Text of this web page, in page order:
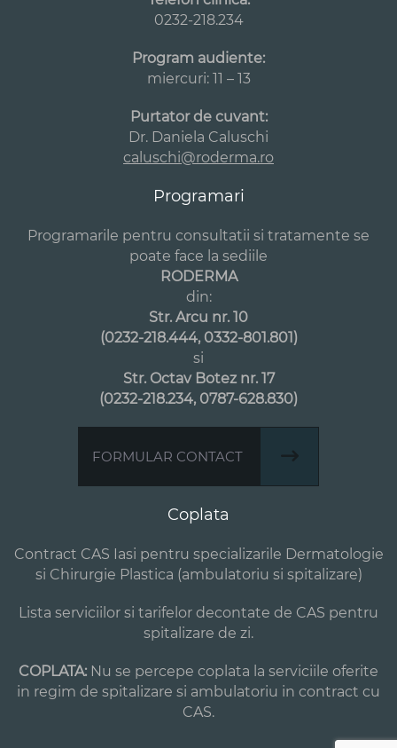
0232-218.234
Program audiente:
miercuri: 11 – 13
Purtator de cuvant:
Dr. Daniela Caluschi
caluschi@roderma.ro
Programari
Programarile pentru consultatii si tratamente se
poate face la sediile
RODERMA
din:
Str. Arcu nr. 10
(0232-218.444, 0332-801.801)
si
Str. Octav Botez nr. 17
(0232-218.234, 0787-628.830)
FORMULAR CONTACT
Coplata
Contract CAS Iasi pentru specializarile Dermatologie
si Chirurgie Plastica (ambulatoriu si spitalizare)
Lista serviciilor si tarifelor decontate de CAS pentru
spitalizare de zi.
COPLATA: Nu se percepe coplata la serviciile oferite
in regim de spitalizare si ambulatoriu in contract cu
CAS.